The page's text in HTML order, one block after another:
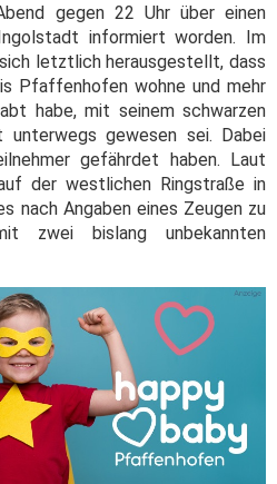
gegen 22 Uhr über einen
informiert worden. Im
letztlich herausgestellt, dass
Pfaffenhofen wohne und mehr
habe, mit seinem schwarzen
gewesen sei. Dabei
gefährdet haben. Laut
der westlichen Ringstraße in
nach Angaben eines Zeugen zu
zwei bislang unbekannten